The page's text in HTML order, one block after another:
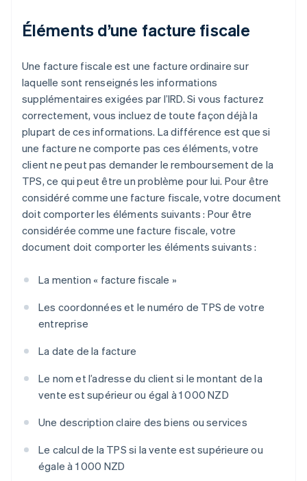
Éléments d’une facture fiscale
Une facture fiscale est une facture ordinaire sur
laquelle sont renseignés les informations
supplémentaires exigées par l’IRD. Si vous facturez
correctement, vous incluez de toute façon déjà la
plupart de ces informations. La différence est que si
une facture ne comporte pas ces éléments, votre
client ne peut pas demander le remboursement de la
TPS, ce qui peut être un problème pour lui. Pour être
considéré comme une facture fiscale, votre document
doit comporter les éléments suivants : Pour être
considérée comme une facture fiscale, votre
document doit comporter les éléments suivants :
La mention « facture fiscale »
Les coordonnées et le numéro de TPS de votre
entreprise
La date de la facture
Le nom et l’adresse du client si le montant de la
vente est supérieur ou égal à 1 000 NZD
Une description claire des biens ou services
Le calcul de la TPS si la vente est supérieure ou
égale à 1 000 NZD